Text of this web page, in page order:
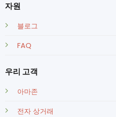
자원
블로그
FAQ
우리 고객
아마존
전자 상거래